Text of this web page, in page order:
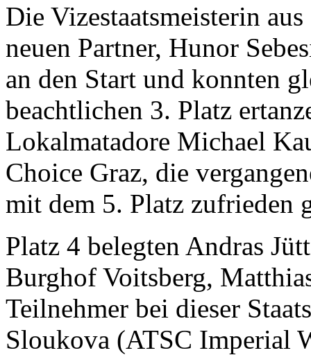
Die Vizestaatsmeisterin
neuen Partner, Hunor
an den Start und konnten
beachtlichen 3. Platz
Lokalmatadore Michael
Choice Graz, die
mit dem 5. Platz zufrieden
Platz 4 belegten Andras
Burghof Voitsberg,
Teilnehmer bei dieser
Sloukova (ATSC Imperial